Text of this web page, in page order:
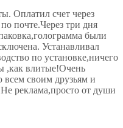
Оплатил счет через
почте.Через три дня
были
Устанавливал
по установке,ничего
,как влитые!Очень
всем своим друзьям и
реклама,просто от души